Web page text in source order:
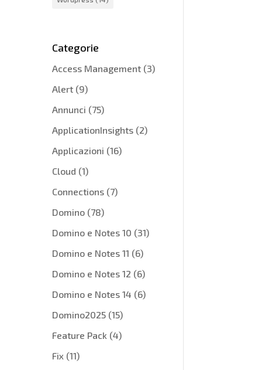
Categorie
Access Management (3)
Alert (9)
Annunci (75)
ApplicationInsights (2)
Applicazioni (16)
Cloud (1)
Connections (7)
Domino (78)
Domino e Notes 10 (31)
Domino e Notes 11 (6)
Domino e Notes 12 (6)
Domino e Notes 14 (6)
Domino2025 (15)
Feature Pack (4)
Fix (11)